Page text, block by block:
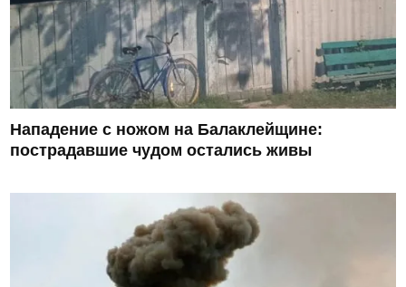
Нападение с ножом на Балаклейщине:
пострадавшие чудом остались живы